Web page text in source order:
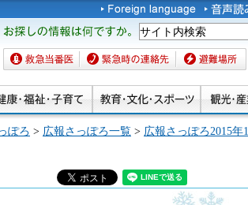
お探しの情報は何です
か。
救急当番医 緊急時の連絡先 避難場所
ぽろ > 広報さっぽろ一覧 > 広報さっぽろ2015年